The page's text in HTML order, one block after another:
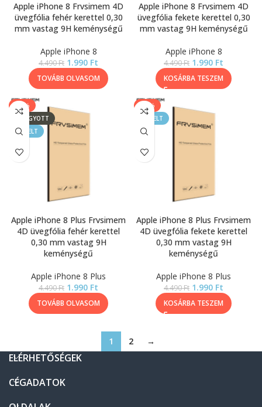
Apple iPhone 8 Frvsimem 4D
üvegfólia fehér kerettel 0,30
mm vastag 9H keménységű
Apple iPhone 8
4.490Ft 1.990 Ft
TOVÁBB OLVASOM
Apple iPhone 8 Frvsimem 4D
üvegfólia fekete kerettel 0,30
mm vastag 9H keménységű
Apple iPhone 8
4.490Ft 1.990 Ft
KOSÁRBA TESZEM
-56%
ELFOGYOTT
KIEMELT
Apple iPhone 8 Plus Frvsimem
4D üvegfólia fehér kerettel
0,30 mm vastag 9H
keménységű
Apple iPhone 8 Plus
4.490Ft 1.990 Ft
TOVÁBB OLVASOM
-56%
KIEMELT
Apple iPhone 8 Plus Frvsimem
4D üvegfólia fekete kerettel
0,30 mm vastag 9H
keménységű
Apple iPhone 8 Plus
4.490Ft 1.990 Ft
KOSÁRBA TESZEM
1 2 →
ELÉRHETŐSÉGEK
CÉGADATOK